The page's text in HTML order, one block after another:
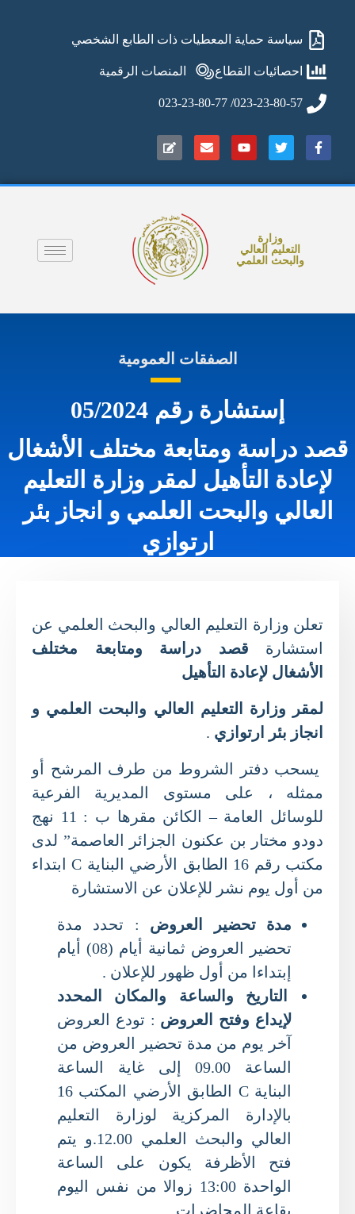
سياسة حماية المعطيات ذات الطابع الشخصي
احصائيات القطاع المنصات الرقمية
023-23-80-57/ 023-23-80-77
وزارة
التعليم العالي
والبحث العلمي
الصفقات العمومية
إستشارة رقم 05/2024
قصد دراسة ومتابعة مختلف الأشغال
لإعادة التأهيل لمقر وزارة التعليم
العالي والبحت العلمي و انجاز بئر
ارتوازي
تعلن وزارة التعليم العالي والبحث العلمي عن
استشارة
قصد دراسة ومتابعة مختلف
الأشغال لإعادة التأهيل
لمقر وزارة التعليم العالي والبحت العلمي و
انجاز بئر ارتوازي.
يسحب دفتر الشروط من طرف المرشح أو
ممثله ، على مستوى المديرية الفرعية
للوسائل العامة – الكائن مقرها ب : 11 نهج
دودو مختار بن عكنون الجزائر العاصمة” لدى
مكتب رقم 16 الطابق الأرضي البناية C ابتداء
من أول يوم نشر للإعلان عن الاستشارة
مدة تحضير العروض : تحدد مدة
تحضير العروض ثمانية أيام (08) أيام
إبتداءا من أول ظهور للإعلان .
التاريخ والساعة والمكان المحدد
لإيداع وفتح العروض : تودع العروض
آخر يوم من مدة تحضير العروض من
الساعة 09.00 إلى غاية الساعة
البناية C الطابق الأرضي المكتب 16
بالإدارة المركزية لوزارة التعليم
العالي والبحث العلمي 12.00.و يتم
فتح الأظرفة يكون على الساعة
الواحدة 13:00 زوالا من نفس اليوم
بقاعة المحاضرات.